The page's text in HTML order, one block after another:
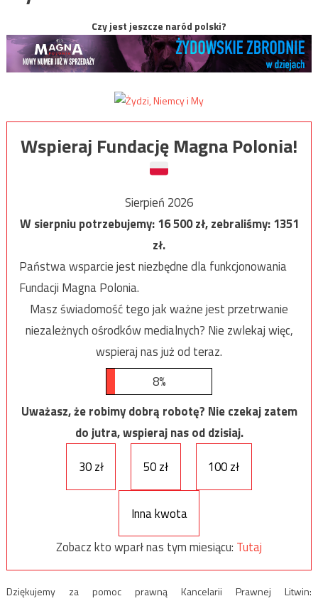
Czy jest jeszcze naród polski?
Wspieraj Fundację Magna Polonia!
Sierpień 2026
W sierpniu potrzebujemy:16 500zł, zebraliśmy:1351
zł.
Państwa wsparcie jest niezbędne dla funkcjonowania
Fundacji Magna Polonia.
Masz świadomość tego jak ważne jest przetrwanie
niezależnych ośrodków medialnych? Nie zwlekaj więc,
wspieraj nas już od teraz.
8%
Uważasz, że robimy dobrą robotę? Nie czekaj zatem
do jutra, wspieraj nas od dzisiaj.
30 zł
50 zł 100 zł
Inna kwota
Zobacz kto wparł nas tym miesiącu: Tutaj
Dziękujemy za pomoc prawną Kancelarii Prawnej Litwin: